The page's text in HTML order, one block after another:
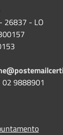
26837 - LO
9888901